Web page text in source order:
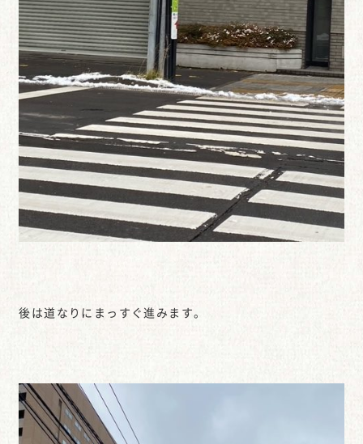
後は道なりにまっすぐ進みます。